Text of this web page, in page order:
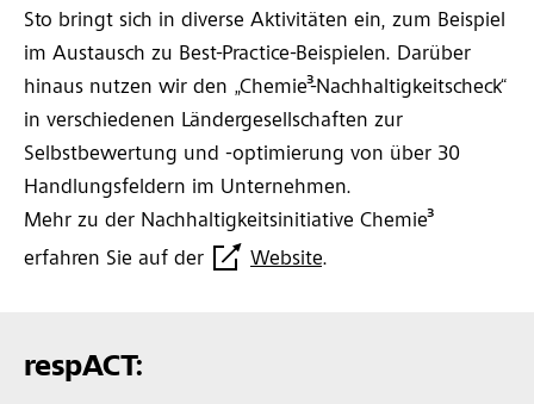
Sto bringt sich in diverse Aktivitäten ein, zum Beispiel
im Austausch zu Best-Practice-Beispielen. Darüber
hinaus nutzen wir den „Chemie³-Nachhaltigkeitscheck“
in verschiedenen Ländergesellschaften zur
Selbstbewertung und -optimierung von über 30
Handlungsfeldern im Unternehmen.
Mehr zu der Nachhaltigkeitsinitiative Chemie³
erfahren Sie auf der
Website.
respACT: